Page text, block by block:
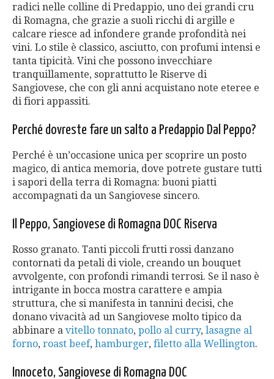
radici nelle colline di Predappio, uno dei grandi cru
di Romagna, che grazie a suoli ricchi di argille e
calcare riesce ad infondere grande profondità nei
vini. Lo stile è classico, asciutto, con profumi intensi e
tanta tipicità. Vini che possono invecchiare
tranquillamente, soprattutto le Riserve di
Sangiovese, che con gli anni acquistano note eteree e
di fiori appassiti.
Perché dovreste fare un salto a Predappio Dal Peppo?
Perché è un’occasione unica per scoprire un posto
magico, di antica memoria, dove potrete gustare tutti
i sapori della terra di Romagna: buoni piatti
accompagnati da un Sangiovese sincero.
Il Peppo, Sangiovese di Romagna DOC Riserva
Rosso granato. Tanti piccoli frutti rossi danzano
contornati da petali di viole, creando un bouquet
avvolgente, con profondi rimandi terrosi. Se il naso è
intrigante in bocca mostra carattere e ampia
struttura, che si manifesta in tannini decisi, che
donano vivacità ad un Sangiovese molto tipico da
abbinare a vitello tonnato, pollo al curry, lasagne al
forno, roast beef, hamburger, filetto alla Wellington.
Innoceto, Sangiovese di Romagna DOC